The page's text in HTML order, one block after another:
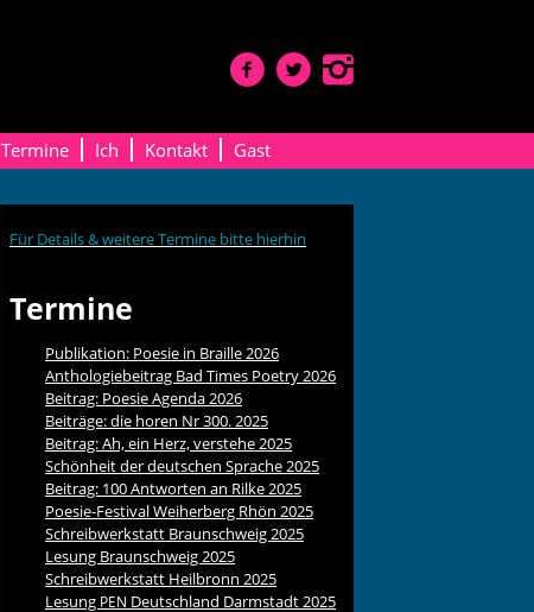
Termine Ich Kontakt
Gast
Für Details & weitere Termine bitte hierhin
Termine
Publikation: Poesie in Braille 2026
Anthologiebeitrag Bad Times Poetry 2026
Beitrag: Poesie Agenda 2026
Beiträge: die horen Nr 300. 2025
Beitrag: Ah, ein Herz, verstehe 2025
Schönheit der deutschen Sprache 2025
Beitrag: 100 Antworten an Rilke 2025
Poesie-Festival Weiherberg Rhön 2025
Schreibwerkstatt Braunschweig 2025
Lesung Braunschweig 2025
Schreibwerkstatt Heilbronn 2025
Lesung PEN Deutschland Darmstadt 2025